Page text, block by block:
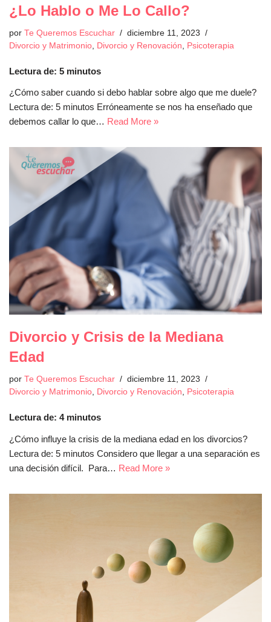
¿Lo Hablo o Me Lo Callo?
por Te Queremos Escuchar
diciembre 11, 2023
Divorcio y Matrimonio, Divorcio y Renovación, Psicoterapia
Lectura de: 5 minutos
¿Cómo saber cuando si debo hablar sobre algo que me duele?
Lectura de: 5 minutos Erróneamente se nos ha enseñado que
debemos callar lo que… Read More »
Divorcio y Crisis de la Mediana
Edad
por Te Queremos Escuchar
diciembre 11, 2023
Divorcio y Matrimonio, Divorcio y Renovación, Psicoterapia
Lectura de: 4 minutos
¿Cómo influye la crisis de la mediana edad en los divorcios?
Lectura de: 5 minutos Considero que llegar a una separación es
una decisión difícil. Para… Read More »